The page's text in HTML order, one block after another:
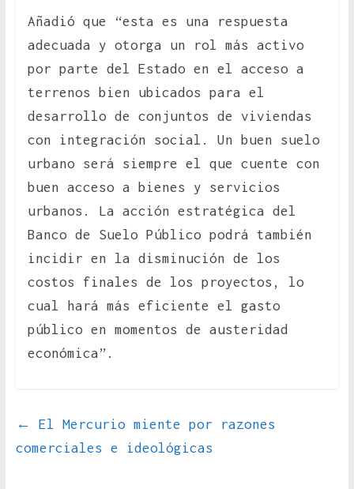
Añadió que “esta es una respuesta
adecuada y otorga un rol más activo
por parte del Estado en el acceso a
terrenos bien ubicados para el
desarrollo de conjuntos de viviendas
con integración social. Un buen suelo
urbano será siempre el que cuente con
buen acceso a bienes y servicios
urbanos. La acción estratégica del
Banco de Suelo Público podrá también
incidir en la disminución de los
costos finales de los proyectos, lo
cual hará más eficiente el gasto
público en momentos de austeridad
económica”.
←
El Mercurio miente por razones
comerciales e ideológicas